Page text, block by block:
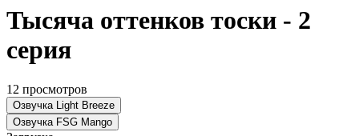
Тысяча оттенков тоски - 2
серия
12 просмотров
Озвучка Light Breeze
Озвучка FSG Mango